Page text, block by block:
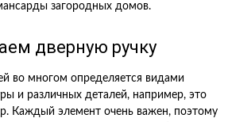
загородных домов.
дверную ручку
во многом определяется видами
и различных деталей, например, это
Каждый элемент очень важен, поэтому